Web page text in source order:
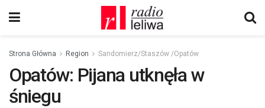
Strona Główna Region Sandomierz/Staszów /Opatów
Opatów: Pijana utknęła w
śniegu